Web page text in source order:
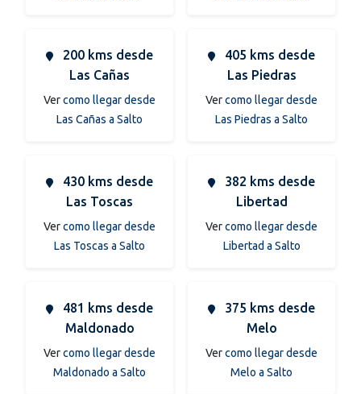
200 kms desde
Las Cañas
Vercomo llegar desde
Las Cañas a Salto
405 kms desde
Las Piedras
Vercomo llegar desde
Las Piedras a Salto
430 kms desde
Las Toscas
Vercomo llegar desde
Las Toscas a Salto
382 kms desde
Libertad
Vercomo llegar desde
Libertad a Salto
481 kms desde
Maldonado
Vercomo llegar desde
Maldonado a Salto
375 kms desde
Melo
Vercomo llegar desde
Melo a Salto